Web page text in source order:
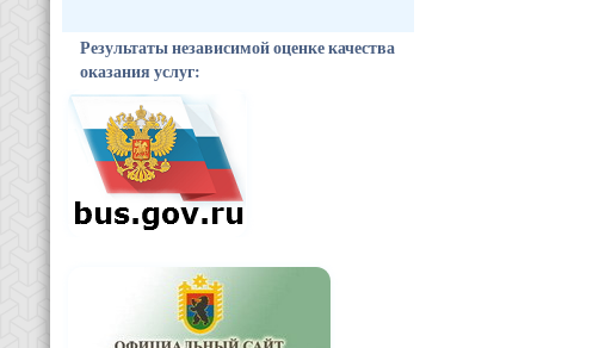
Результаты независимой оценке качества
оказания услуг: